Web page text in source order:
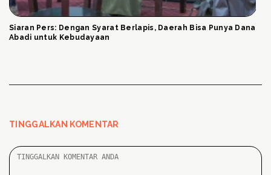
Siaran Pers: Dengan Syarat Berlapis, Daerah Bisa Punya Dana
Abadi untuk Kebudayaan
TINGGALKAN KOMENTAR